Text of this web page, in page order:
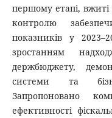
першому етапі, вжиті
контролю
показників у
зростанням
держбюджету,
системи та
Запропоновано
ефективності